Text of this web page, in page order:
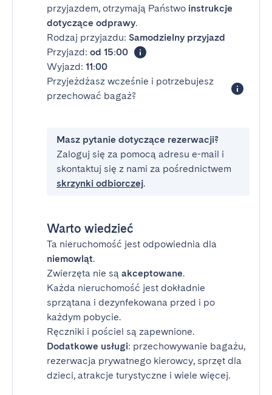
przyjazdem, otrzymają Państwo instrukcje
dotyczące odprawy.
Rodzaj przyjazdu: Samodzielny przyjazd
Przyjazd: od 15:00
Wyjazd: 11:00
Przyjeżdżasz wcześnie i potrzebujesz
przechować bagaż?
Masz pytanie dotyczące rezerwacji?
Zaloguj się za pomocą adresu e-mail i
skontaktuj się z nami za pośrednictwem
skrzynki odbiorczej.
Warto wiedzieć
Ta nieruchomość jest odpowiednia dla
niemowląt.
Zwierzęta nie są akceptowane.
Każda nieruchomość jest dokładnie
sprzątana i dezynfekowana przed i po
każdym pobycie.
Ręczniki i pościel są zapewnione.
Dodatkowe usługi: przechowywanie bagażu,
rezerwacja prywatnego kierowcy, sprzęt dla
dzieci, atrakcje turystyczne i wiele więcej.